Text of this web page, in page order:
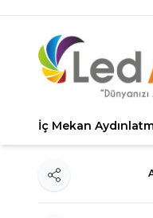
İç Mekan
Paylaş